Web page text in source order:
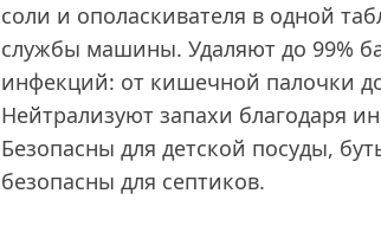
соли и ополаскивателя в одной
службы машины. Удаляют до 99%
инфекций: от кишечной палочки
Нейтрализуют запахи благодаря
Безопасны для детской посуды,
безопасны для септиков.